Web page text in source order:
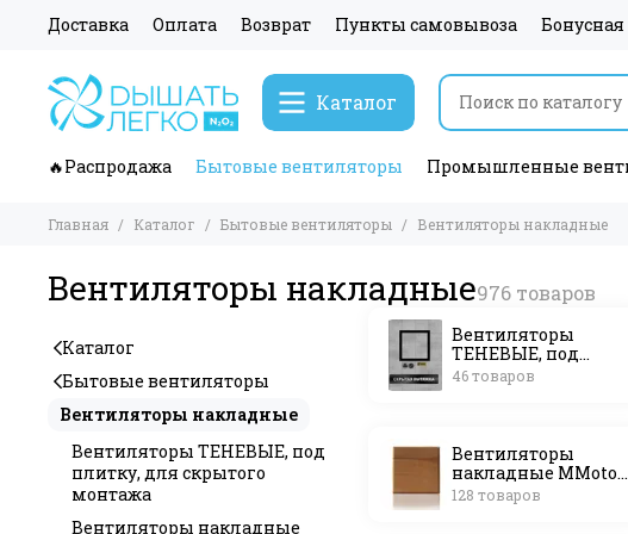
Доставка Оплата Возврат Пункты самовывоза
Каталог
🔥Распродажа Бытовые вентиляторы Промышленные
Главная Каталог Бытовые вентиляторы Вентиляторы накладные
Вентиляторы накладные
Вентиляторы
ТЕНЕВЫЕ, под
плитку, для
скрытого монтажа
46 товаров
Вентиляторы
накладные MMotors
JSC (Болгария)
128 товаров
Каталог
Бытовые вентиляторы
Вентиляторы накладные
Вентиляторы ТЕНЕВЫЕ, под
плитку, для скрытого
монтажа
Вентиляторы накладные